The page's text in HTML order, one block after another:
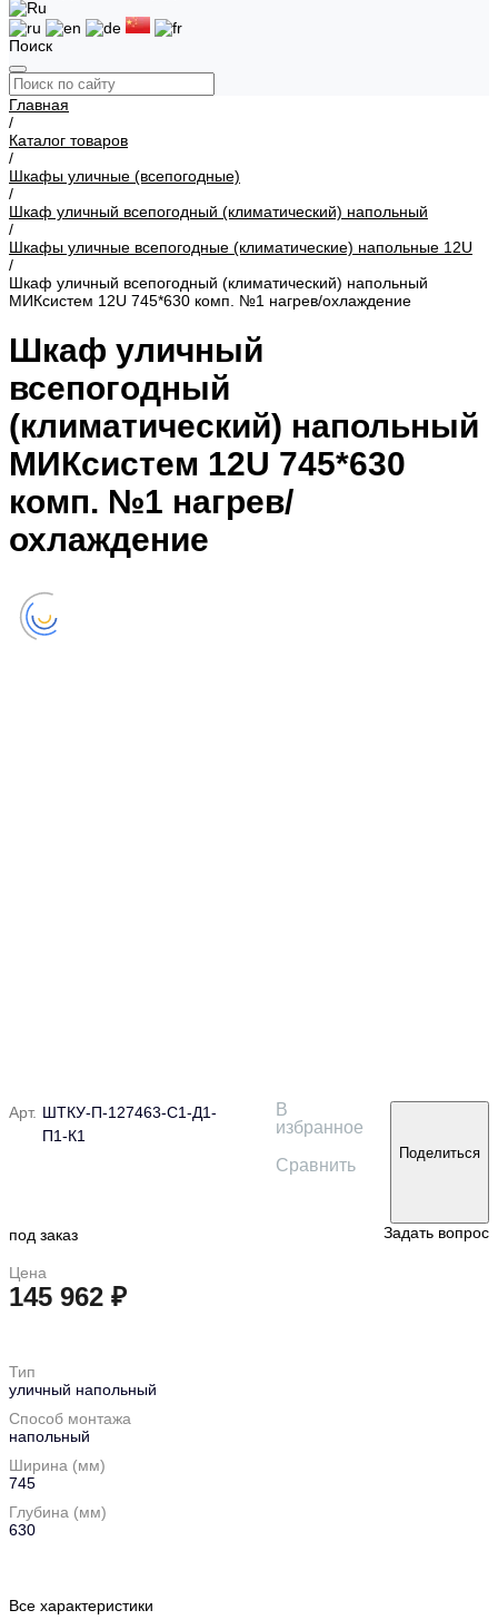
Поиск
Главная
/
Каталог товаров
/
Шкафы уличные (всепогодные)
/
Шкаф уличный всепогодный (климатический) напольный
/
Шкафы уличные всепогодные (климатические) напольные 12U
/
Шкаф уличный всепогодный (климатический) напольный
МИКсистем 12U 745*630 комп. №1 нагрев/охлаждение
Шкаф уличный
всепогодный
(климатический) напольный
МИКсистем 12U 745*630
комп. №1 нагрев/
охлаждение
Арт. ШТКУ-П-127463-С1-Д1-
П1-К1
В
избранное
Сравнить
Поделиться
под заказ Задать вопрос
Цена
145 962 ₽
Тип
уличный напольный
Способ монтажа
напольный
Ширина (мм)
745
Глубина (мм)
630
Все характеристики